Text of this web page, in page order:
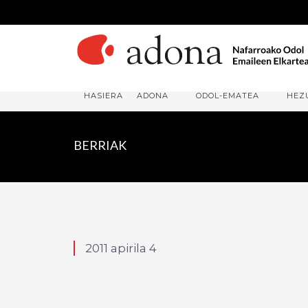
HASIERA ADONA ODOL-EMATEA
BERRIAK
2011 apirila 4